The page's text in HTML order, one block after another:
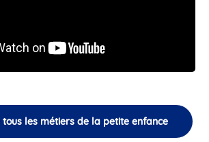
les métiers de la petite enfance